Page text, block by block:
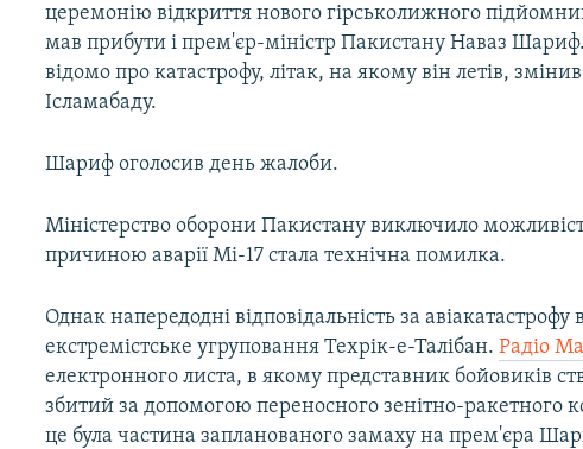
церемонію відкриття нового гірськолижного
мав прибути і прем'єр-міністр Пакистану Наваз
відомо про катастрофу, літак, на якому він летів,
Ісламабаду.
Шариф оголосив день жалоби.
Міністерство оборони Пакистану виключило
причиною аварії Мі-17 стала технічна помилка.
Однак напередодні відповідальність за
екстремістське угруповання Техрік-е-Талібан.Радіо
електронного листа, в якому представник бойовиків
збитий за допомогою переносного зенітно-ракетного
це була частина запланованого замаху на прем'єра